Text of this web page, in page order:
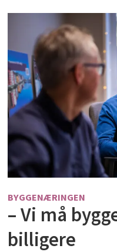
BYGGENÆRINGEN
– Vi må
billigere